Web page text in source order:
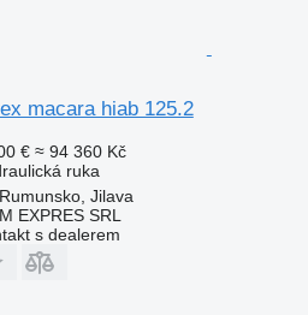
macara hiab 125.2
€ ≈ 94 360 Kč
ruka
Rumunsko, Jilava
EXPRES SRL
s dealerem